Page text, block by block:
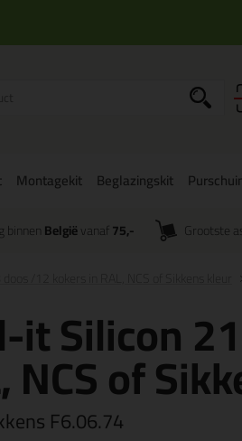
Montagekit Beglazingskit
binnenBelgiëvanaf 75,- Grootste
it Silicon
NCS of
F6.06.74